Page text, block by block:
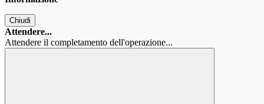
Chiudi
Attendere...
Attendere il completamento dell'operazione...